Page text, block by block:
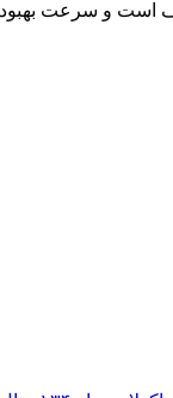
است و سرعت